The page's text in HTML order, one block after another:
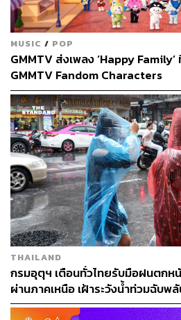
MUSIC / POP
GMMTV ส่งเพลง ‘Happy Family’
GMMTV Fandom Characters
THAILAND
กรมอุตุฯ เตือนทั่วไทยรับมือฝนตกห
ผ่านภาคเหนือ เฝ้าระวังน้ำท่วมฉับพ